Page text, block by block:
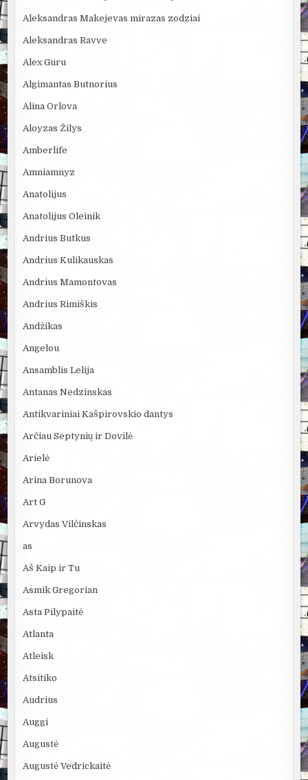
Aleksandras Makejevas mirazas zodziai
Aleksandras Ravve
Alex Guru
Algimantas Butnorius
Alina Orlova
Aloyzas Žilys
Amberlife
Amniamnyz
Anatolijus
Anatolijus Oleinik
Andrius Butkus
Andrius Kulikauskas
Andrius Mamontovas
Andrius Rimiškis
Andžikas
Angelou
Ansamblis Lelija
Antanas Nedzinskas
Antikvariniai Kašpirovskio dantys
Arčiau Septynių ir Dovilė
Arielė
Arina Borunova
Art G
Arvydas Vilčinskas
as
Aš Kaip ir Tu
Asmik Gregorian
Asta Pilypaitė
Atlanta
Atleisk
Atsitiko
Audrius
Auggi
Augustė
Augustė Vedrickaitė